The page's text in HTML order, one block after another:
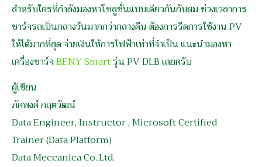
สำหรับใครที่กำลังมองหาโซลูชั่นแบบเดียวกันกับผม ช่วงเวลาการ
ชาร์จรถเป็นกลางวันมากกว่ากลางคืน ต้องการรีดการใช้งาน PV
ให้ได้มากที่สุด จ่ายเงินให้การไฟฟ้าเท่าที่จำเป็น แนะนำมองหา
เครื่องชาร์จBENY Smartรุ่น PV DLB เลยครับ
ผู้เขียน
ภัคพงศ์ กฤตวัฒน์
Data Engineer, Instructor , Microsoft Certified
Trainer (Data Platform)
Data Meccanica Co.,Ltd.